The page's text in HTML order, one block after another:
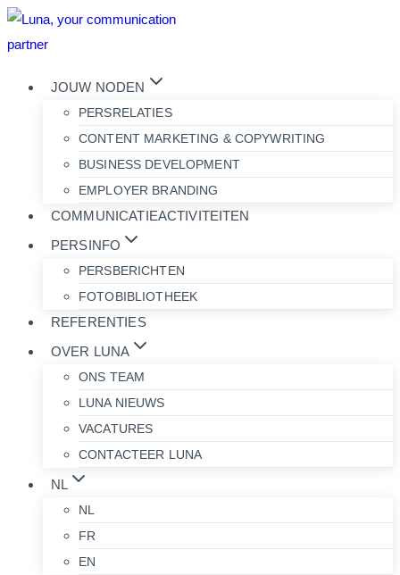
Doorgaan
naar
JOUW NODEN
PERSRELATIES
CONTENT MARKETING & COPYWRITING
BUSINESS DEVELOPMENT
EMPLOYER BRANDING
COMMUNICATIEACTIVITEITEN
PERSINFO
PERSBERICHTEN
FOTOBIBLIOTHEEK
REFERENTIES
OVER LUNA
ONS TEAM
LUNA NIEUWS
VACATURES
CONTACTEER LUNA
NL
NL
FR
EN